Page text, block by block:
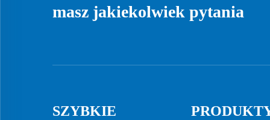
masz jakiekolwiek pytania
SZYBKIE